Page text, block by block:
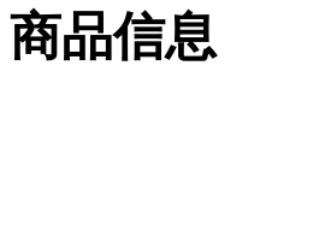
商品信息